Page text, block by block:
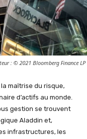
: © 2021 Bloomberg Finance LP
maîtrise du risque,
d’actifs au monde.
gestion se trouvent
Aladdin et,
infrastructures, les